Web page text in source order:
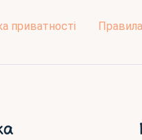
приватності